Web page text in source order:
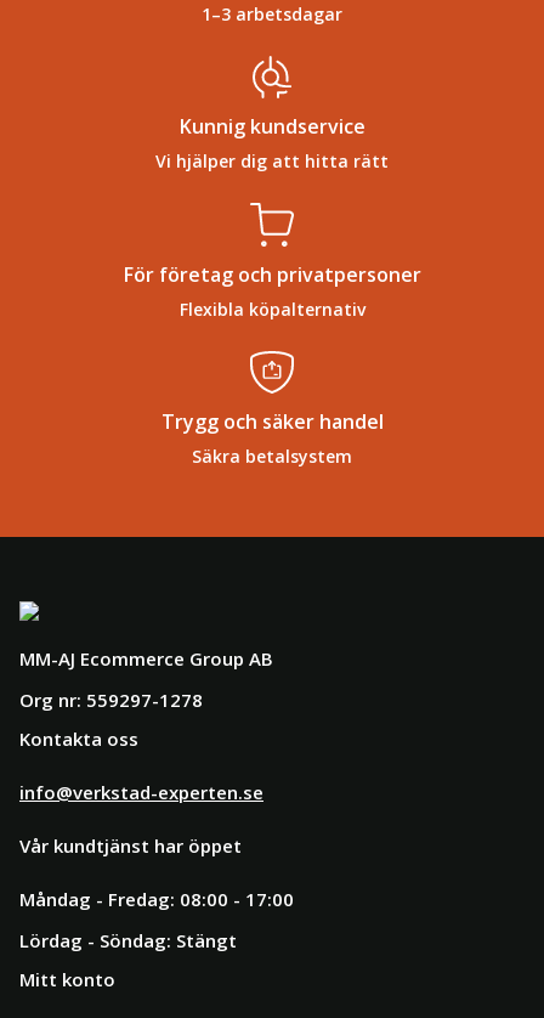
1–3 arbetsdagar
Kunnig kundservice
Vi hjälper dig att hitta rätt
För företag och privatpersoner
Flexibla köpalternativ
Trygg och säker handel
Säkra betalsystem
MM-AJ Ecommerce Group AB
Org nr: 559297-1278
Kontakta oss
info@verkstad-experten.se
Vår kundtjänst har öppet
Måndag - Fredag: 08:00 - 17:00
Lördag - Söndag: Stängt
Mitt konto